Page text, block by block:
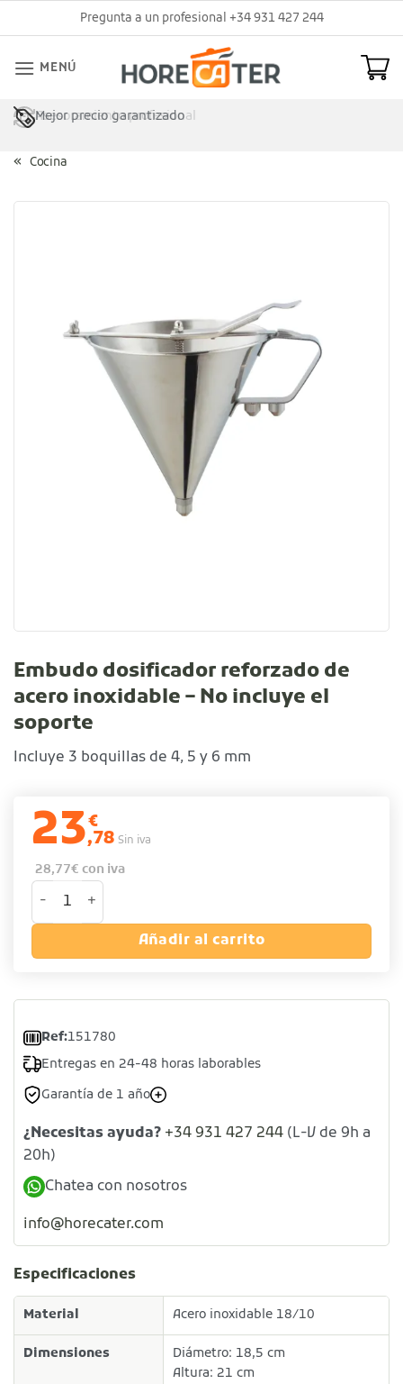
al
Pregunta a un profesional +34 931 427 244
MENÚ
Mejor precio garantizado
Asesoramiento profesional
Cocina
Embudo dosificador reforzado de
acero inoxidable – No incluye el
soporte
Incluye 3 boquillas de 4, 5 y 6 mm
23€
,78 Sin iva
28,77€ con iva
Embudo dosificador reforzado de acero inoxidable - No
Añadir al carrito
Ref:151780
Entregas en 24-48 horas laborables
Garantía de 1 año
¿Necesitas ayuda? +34 931 427 244 (L-V de 9h a
20h)
Chatea con nosotros
info@horecater.com
Especificaciones
Material Acero inoxidable 18/10
Dimensiones
Diámetro: 18,5 cm
Altura: 21 cm